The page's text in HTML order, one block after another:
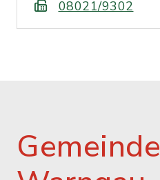
08021/9302
Gemeinde